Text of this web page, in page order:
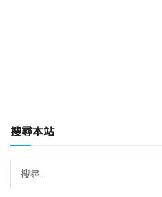
搜尋本站